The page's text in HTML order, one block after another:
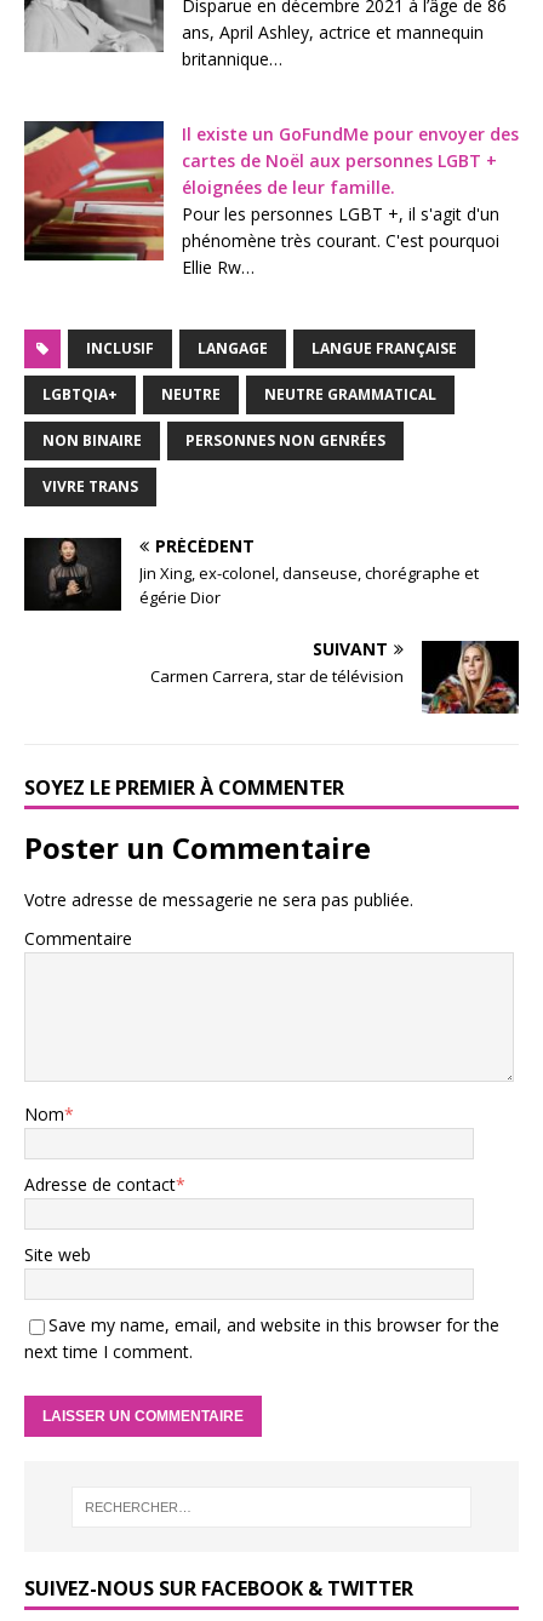
Disparue en décembre 2021 à l’âge de 86
ans, April Ashley, actrice et mannequin
britannique…
Il existe un GoFundMe pour envoyer des
cartes de Noël aux personnes LGBT +
éloignées de leur famille.
Pour les personnes LGBT +, il s'agit d'un
phénomène très courant. C'est pourquoi
Ellie Rw…
INCLUSIF LANGAGE LANGUE FRANÇAISE
LGBTQIA+ NEUTRE NEUTRE GRAMMATICAL
NON BINAIRE PERSONNES NON GENRÉES
VIVRE TRANS
PRÉCÉDENT
Jin Xing, ex-colonel, danseuse, chorégraphe et
égérie Dior
SUIVANT
Carmen Carrera, star de télévision
SOYEZ LE PREMIER À COMMENTER
Poster un Commentaire
Votre adresse de messagerie ne sera pas publiée.
Commentaire
Nom*
Adresse de contact*
Site web
Save my name, email, and website in this browser for the
next time I comment.
SUIVEZ-NOUS SUR FACEBOOK & TWITTER